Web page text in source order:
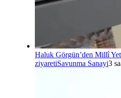
Haluk Görgün’den Millî
ziyaretiSavunma Sanayi3